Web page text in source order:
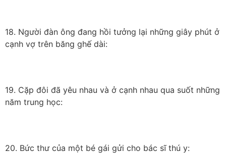
18. Người đàn ông đang hồi tưởng lại những giây phút ở
cạnh vợ trên băng ghế dài:
19. Cặp đôi đã yêu nhau và ở cạnh nhau qua suốt những
năm trung học:
20. Bức thư của một bé gái gửi cho bác sĩ thú y: